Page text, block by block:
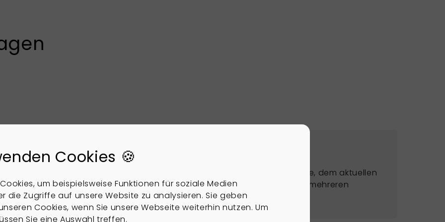
Haus verkauft ist?
Faktoren abhängen, wie dem Zustand des Hauses, der Lage, dem aktuellen
In der Regel kann es zwischen einigen Wochen bis hin zu mehreren
ist.
Cookies 🍪
um beispielsweise Funktionen für soziale Medien
die Zugriffe auf unsere Website zu analysieren. Sie geben
Cookies, wenn Sie unsere Webseite weiterhin nutzen. Um
Sie eine Auswahl treffen.